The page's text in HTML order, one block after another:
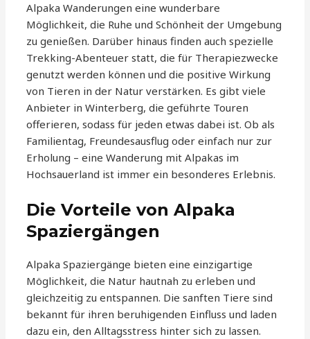
Alpaka Wanderungen eine wunderbare
Möglichkeit, die Ruhe und Schönheit der Umgebung
zu genießen. Darüber hinaus finden auch spezielle
Trekking-Abenteuer statt, die für Therapiezwecke
genutzt werden können und die positive Wirkung
von Tieren in der Natur verstärken. Es gibt viele
Anbieter in Winterberg, die geführte Touren
offerieren, sodass für jeden etwas dabei ist. Ob als
Familientag, Freundesausflug oder einfach nur zur
Erholung – eine Wanderung mit Alpakas im
Hochsauerland ist immer ein besonderes Erlebnis.
Die Vorteile von Alpaka
Spaziergängen
Alpaka Spaziergänge bieten eine einzigartige
Möglichkeit, die Natur hautnah zu erleben und
gleichzeitig zu entspannen. Die sanften Tiere sind
bekannt für ihren beruhigenden Einfluss und laden
dazu ein, den Alltagsstress hinter sich zu lassen.